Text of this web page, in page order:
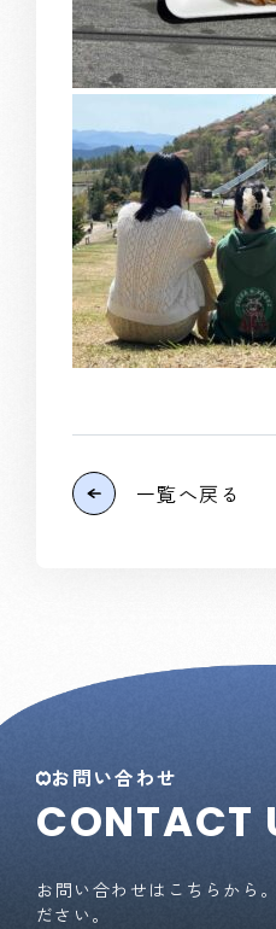
一覧へ戻る
お問い合わせ
CONTACT
お問い合わせはこちらから
ださい。